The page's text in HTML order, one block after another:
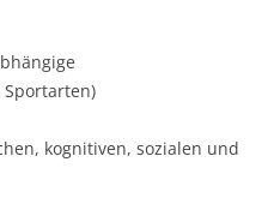
kognitiven, sozialen und